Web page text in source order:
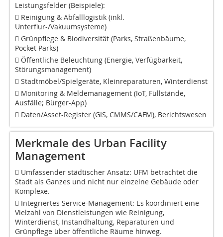
Leistungsfelder (Beispiele):
 Reinigung & Abfalllogistik (inkl.
Unterflur-/Vakuumsysteme)
 Grünpflege & Biodiversität (Parks, Straßenbäume,
Pocket Parks)
 Öffentliche Beleuchtung (Energie, Verfügbarkeit,
Störungsmanagement)
 Stadtmöbel/Spielgeräte, Kleinreparaturen, Winterdienst
 Monitoring & Meldemanagement (IoT, Füllstände,
Ausfälle; Bürger-App)
 Daten/Asset-Register (GIS, CMMS/CAFM), Berichtswesen
Merkmale des Urban Facility
Management
 Umfassender städtischer Ansatz: UFM betrachtet die
Stadt als Ganzes und nicht nur einzelne Gebäude oder
Komplexe.
 Integriertes Service-Management: Es koordiniert eine
Vielzahl von Dienstleistungen wie Reinigung,
Winterdienst, Instandhaltung, Reparaturen und
Grünpflege über öffentliche Räume hinweg.